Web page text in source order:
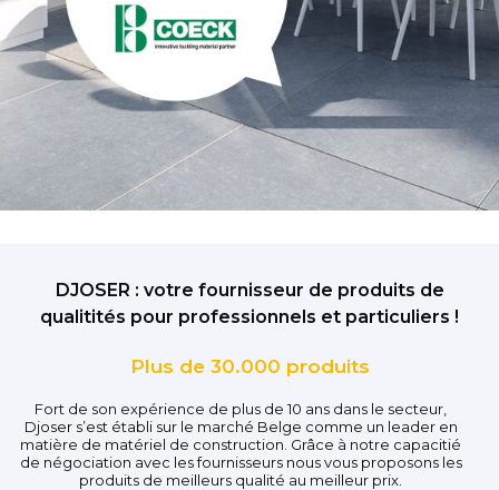
DJOSER : votre fournisseur de produits de
qualitités pour professionnels et particuliers !
Plus de 30.000 produits
Fort de son expérience de plus de 10 ans dans le secteur,
Djoser s’est établi sur le marché Belge comme un leader en
matière de matériel de construction. Grâce à notre capacitié
de négociation avec les fournisseurs nous vous proposons les
produits de meilleurs qualité au meilleur prix.